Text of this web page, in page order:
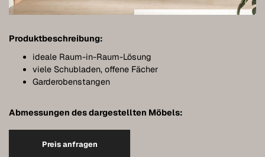
Produktbeschreibung:
ideale Raum-in-Raum-Lösung
viele Schubladen, offene Fächer
Garderobenstangen
Abmessungen des dargestellten Möbels:
Preis anfragen
Meubles de salle de bains
Étagères murales suspendues
Dressings
Buffets